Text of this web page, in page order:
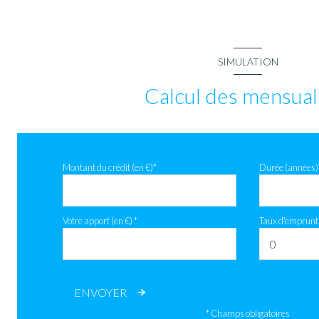
SIMULATION
Calcul des
Montant du crédit (en €)* Durée
Votre apport (en €) * Taux d'emprunt
ENVOYER
* Champs obligatoires